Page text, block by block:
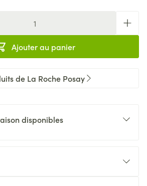
Ajouter au panier
de La Roche Posay
disponibles